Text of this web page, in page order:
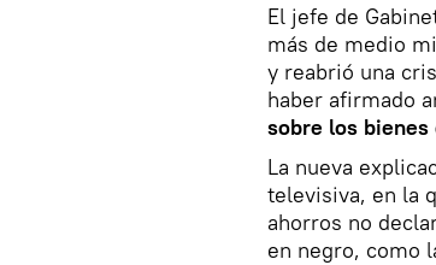
El jefe de
más de medio
y reabrió una
haber afirmado
sobre los
La nueva
televisiva, en la
ahorros no
en negro, como